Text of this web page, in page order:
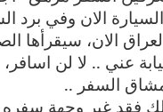
الان وفي برد
الان، سيقرأها
عني .. لا لن
السفر ..
فقد غير وجهة سفره